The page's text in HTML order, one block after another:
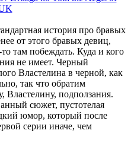
история про бравых
от этого бравых девиц,
там побеждать. Куда и кого
не имеет. Черный
Властелина в черной, как
так что обратим
Властелину, подползания.
сюжет, пустотелая
юмор, который после
серии иначе, чем